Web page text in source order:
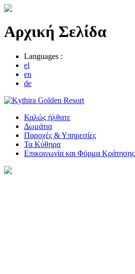
Αρχική Σελίδα
Languages :
el
en
de
Καλώς ήλθατε
Δωμάτια
Παροχές & Υπηρεσίες
Τα Κύθηρα
Επικοινωνία και Φόρμα Κράτησης